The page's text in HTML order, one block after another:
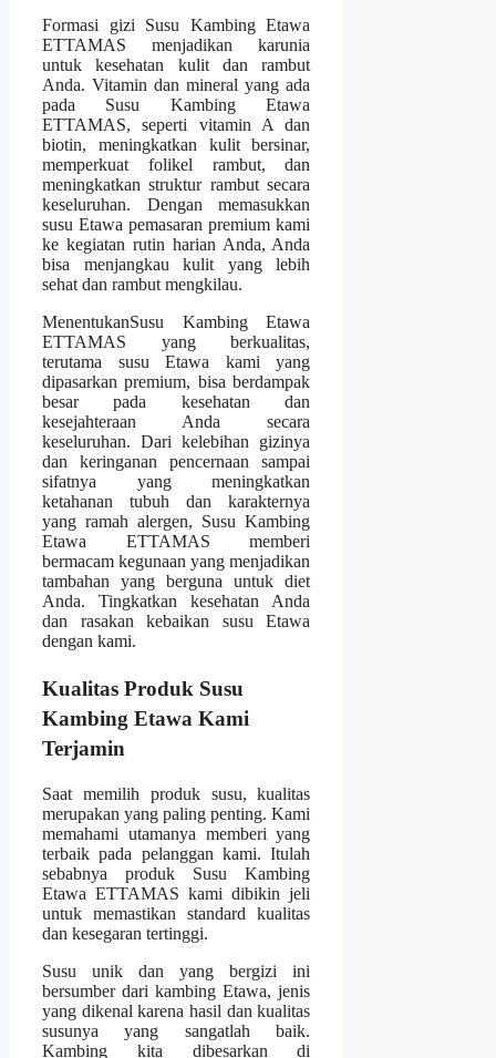
Formasi gizi Susu Kambing Etawa
ETTAMAS menjadikan karunia
untuk kesehatan kulit dan rambut
Anda. Vitamin dan mineral yang ada
pada Susu Kambing Etawa
ETTAMAS, seperti vitamin A dan
biotin, meningkatkan kulit bersinar,
memperkuat folikel rambut, dan
meningkatkan struktur rambut secara
keseluruhan. Dengan memasukkan
susu Etawa pemasaran premium kami
ke kegiatan rutin harian Anda, Anda
bisa menjangkau kulit yang lebih
sehat dan rambut mengkilau.
MenentukanSusu Kambing Etawa
ETTAMAS yang berkualitas,
terutama susu Etawa kami yang
dipasarkan premium, bisa berdampak
besar pada kesehatan dan
kesejahteraan Anda secara
keseluruhan. Dari kelebihan gizinya
dan keringanan pencernaan sampai
sifatnya yang meningkatkan
ketahanan tubuh dan karakternya
yang ramah alergen, Susu Kambing
Etawa ETTAMAS memberi
bermacam kegunaan yang menjadikan
tambahan yang berguna untuk diet
Anda. Tingkatkan kesehatan Anda
dan rasakan kebaikan susu Etawa
dengan kami.
Kualitas Produk Susu
Kambing Etawa Kami
Terjamin
Saat memilih produk susu, kualitas
merupakan yang paling penting. Kami
memahami utamanya memberi yang
terbaik pada pelanggan kami. Itulah
sebabnya produk Susu Kambing
Etawa ETTAMAS kami dibikin jeli
untuk memastikan standard kualitas
dan kesegaran tertinggi.
Susu unik dan yang bergizi ini
bersumber dari kambing Etawa, jenis
yang dikenal karena hasil dan kualitas
susunya yang sangatlah baik.
Kambing kita dibesarkan di